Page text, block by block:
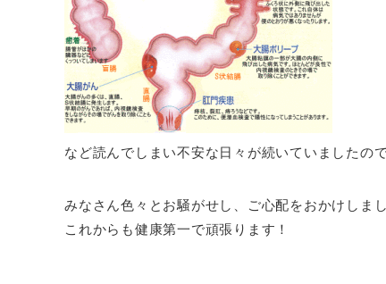
など読んでしまい不安な日々が続いていましたので
みなさん色々とお騒がせし、ご心配をおかけしまし
これからも健康第一で頑張ります！